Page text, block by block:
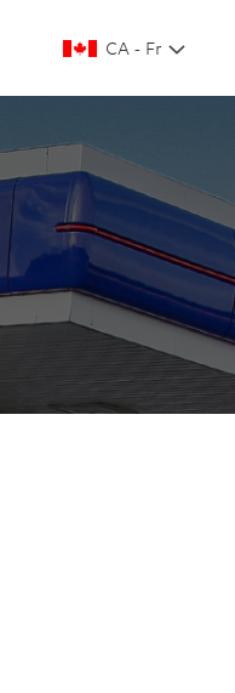
CA - Fr